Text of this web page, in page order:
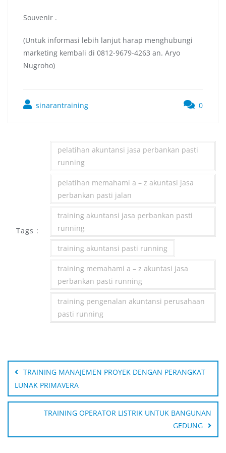
Souvenir .
(Untuk informasi lebih lanjut harap menghubungi
marketing kembali di 0812-9679-4263 an. Aryo
Nugroho)
sinarantraining 0
Tags :
pelatihan akuntansi jasa perbankan pasti
running
pelatihan memahami a – z akuntasi jasa
perbankan pasti jalan
training akuntansi jasa perbankan pasti
running
training akuntansi pasti running
training memahami a – z akuntasi jasa
perbankan pasti running
training pengenalan akuntansi perusahaan
pasti running
Post
navigation
TRAINING MANAJEMEN PROYEK DENGAN PERANGKAT
LUNAK PRIMAVERA
TRAINING OPERATOR LISTRIK UNTUK BANGUNAN
GEDUNG